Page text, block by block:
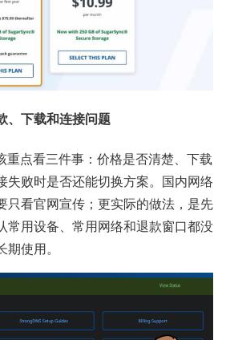
、下载和连接问题
重点看三件事：价格是否清楚、下载
失败时是否还能切换方案。国内网络
只看官网宣传；更实际的做法，是先
常用设备、常用网络和退款窗口都没
使用。